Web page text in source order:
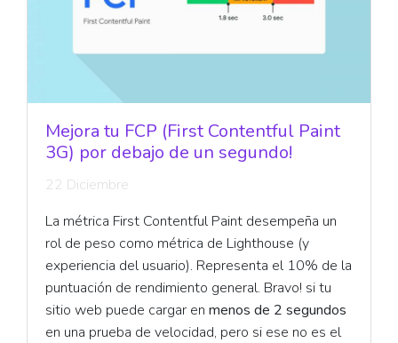
Mejora tu FCP (First Contentful Paint
3G) por debajo de un segundo!
22 Diciembre
La métrica First Contentful Paint desempeña un
rol de peso como métrica de Lighthouse (y
experiencia del usuario). Representa el 10% de la
puntuación de rendimiento general. Bravo! si tu
sitio web puede cargar en menos de 2 segundos
en una prueba de velocidad, pero si ese no es el